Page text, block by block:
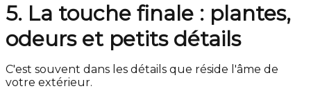
5. La touche finale : plantes,
odeurs et petits détails
C'est souvent dans les détails que réside l'âme de
votre extérieur.